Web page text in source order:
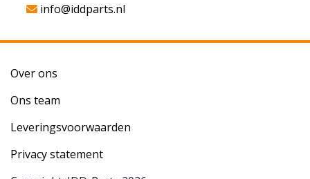
info@iddparts.nl
Over ons
Ons team
Leveringsvoorwaarden
Privacy statement